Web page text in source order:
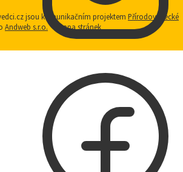
jsou komunikačním projektem Přírodovědecké
Andweb s.r.o. Mapa stránek